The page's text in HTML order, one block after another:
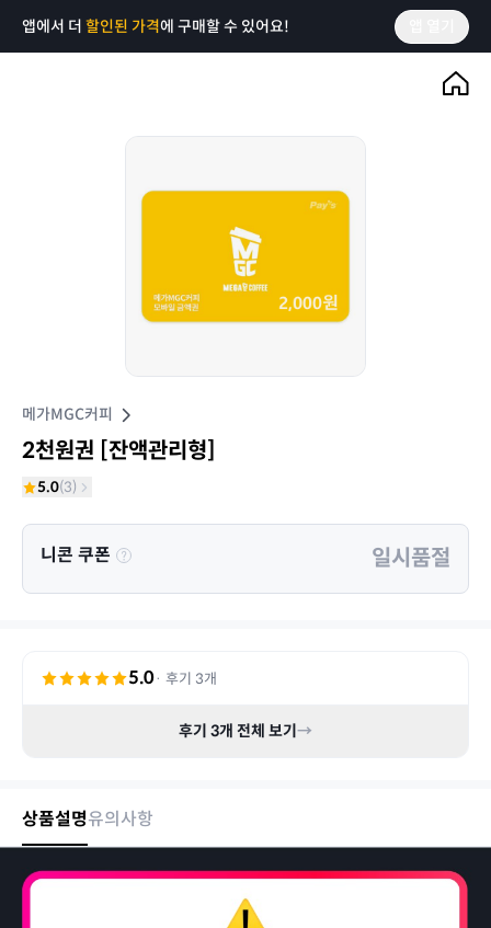
앱에서 더 할인된 가격에 구매할 수 있어요!
메가MGC커피
2천원권 [잔액관리형]
5.0(3)
니콘 쿠폰 일시품절
5.0· 후기 3개
후기 3개 전체 보기→
상품설명유의사항